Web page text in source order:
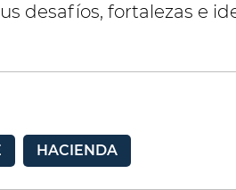
desafíos, fortalezas e
HACIENDA